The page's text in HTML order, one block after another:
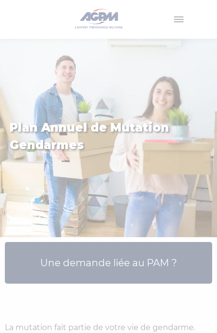
Menu
Plan Annuel de Mutation
Gendarmes
Une demande liée au PAM ?
La mutation fait partie de votre vie de gendarme.